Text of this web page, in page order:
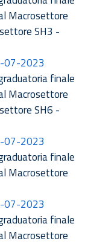
Macrosettore
SH3 -
07-2023
finale
Macrosettore
SH6 -
07-2023
finale
Macrosettore
07-2023
finale
Macrosettore